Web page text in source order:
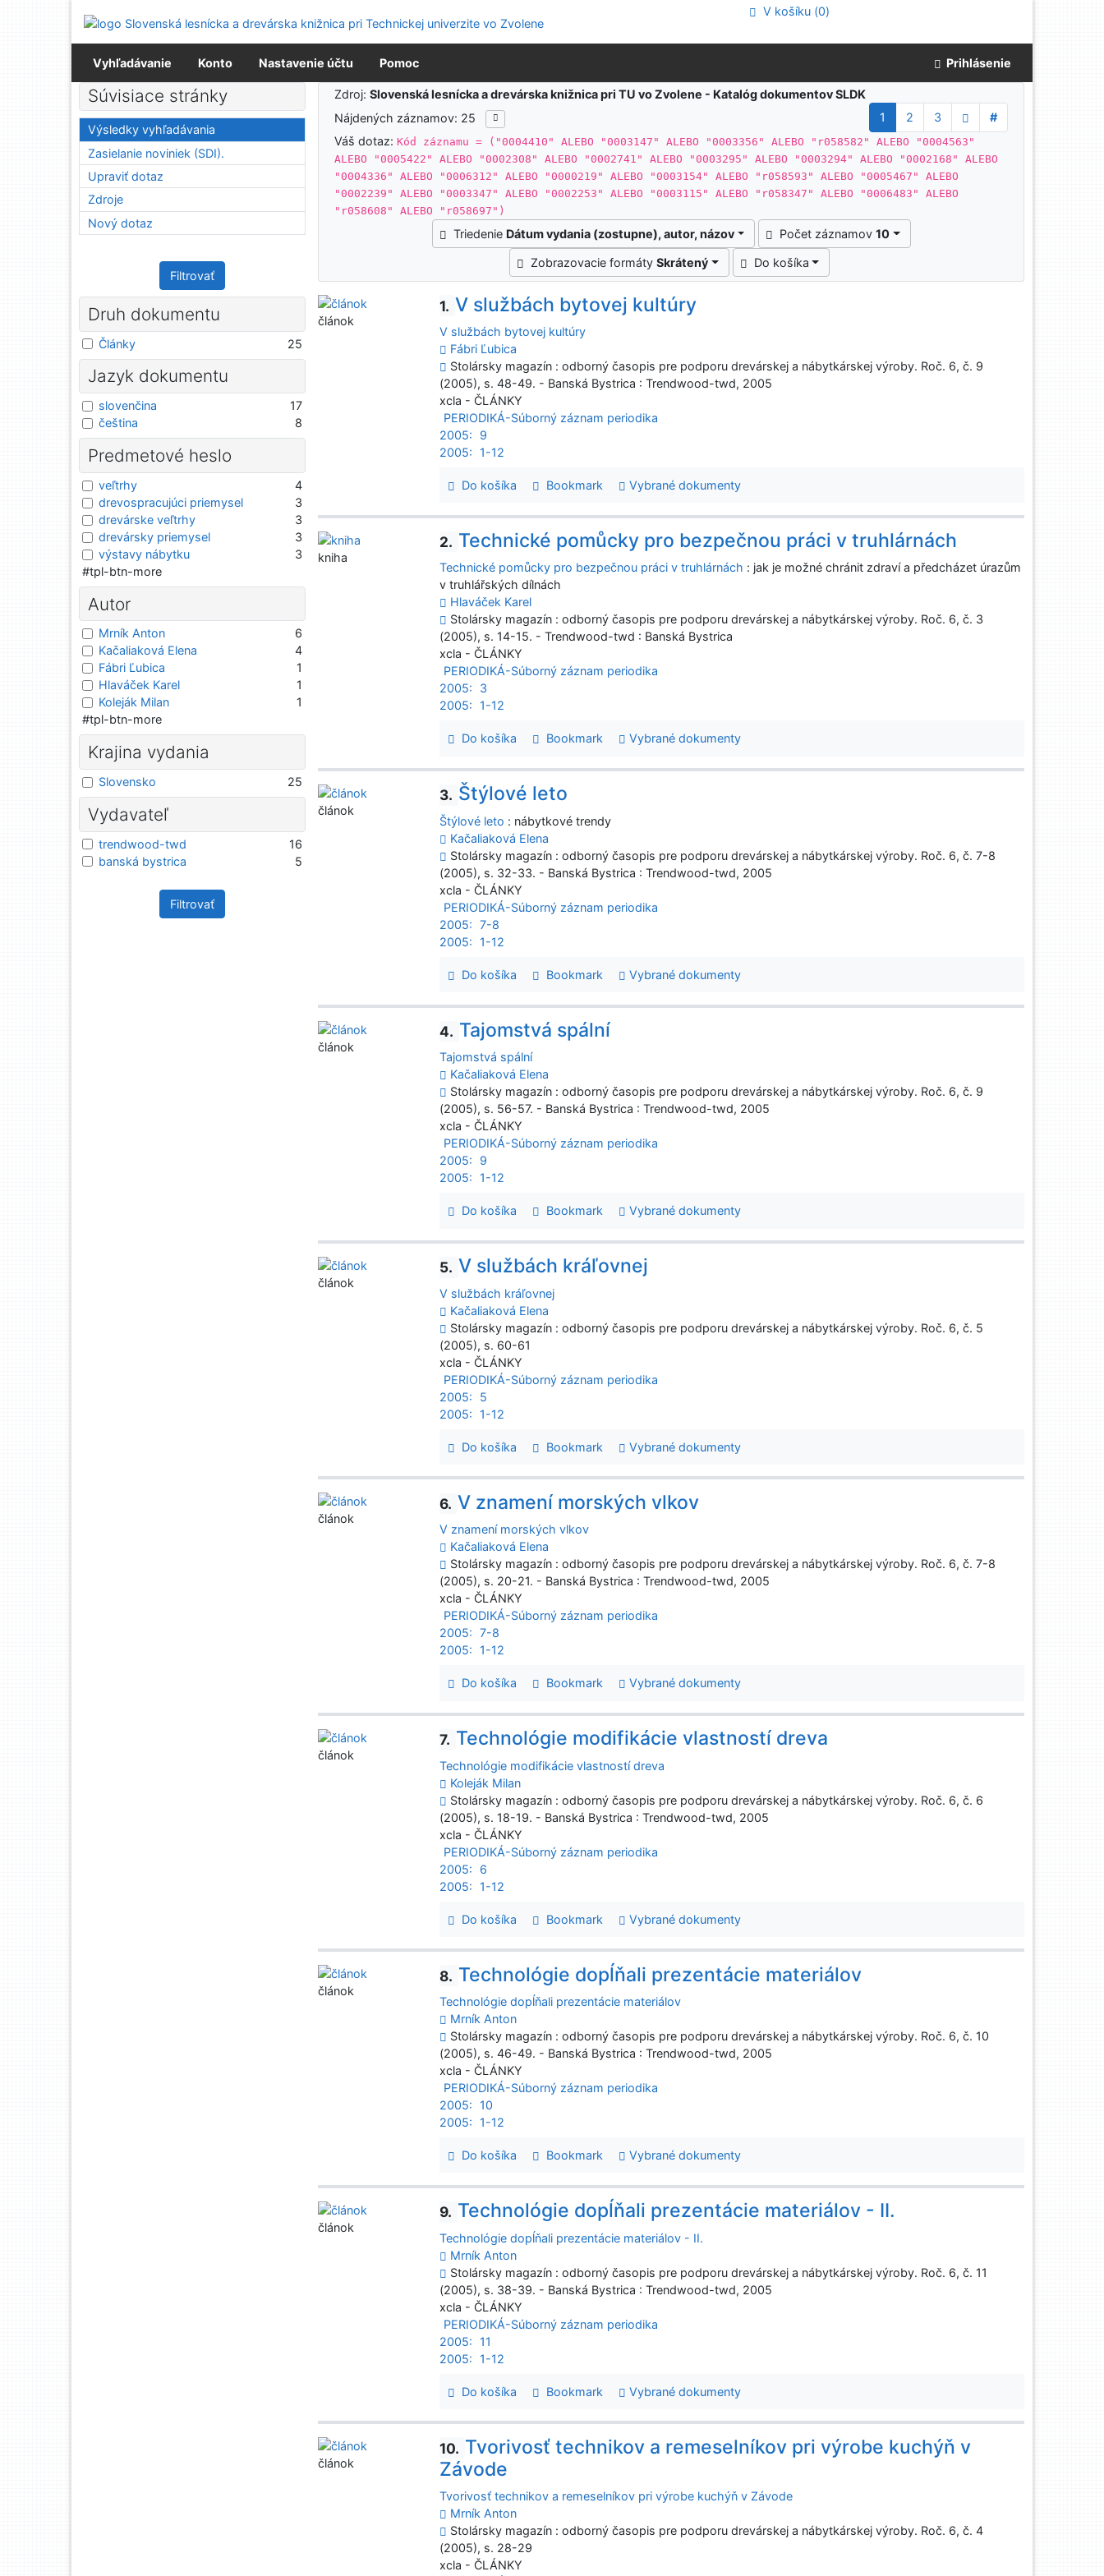
Prejsť na menu
Prehlásenie o webovej prístupnosti
V košíku (0)
Vyhľadávanie Konto Nastavenie účtu Pomoc Prihlásenie
Výsledky vyhľadávania
Zdroj:Slovenská lesnícka a drevárska knižnica pri TU vo Zvolene - Katalóg dokumentov SLDK
Nájdených záznamov: 25
1 2 3
#
Váš dotaz:Kód záznamu = ("0004410" ALEBO "0003147" ALEBO "0003356" ALEBO "r058582" ALEBO "0004563"
ALEBO "0005422" ALEBO "0002308" ALEBO "0002741" ALEBO "0003295" ALEBO "0003294" ALEBO "0002168" ALEBO
"0004336" ALEBO "0006312" ALEBO "0000219" ALEBO "0003154" ALEBO "r058593" ALEBO "0005467" ALEBO
"0002239" ALEBO "0003347" ALEBO "0002253" ALEBO "0003115" ALEBO "r058347" ALEBO "0006483" ALEBO
"r058608" ALEBO "r058697")
Triedenie Dátum vydania (zostupne), autor, názov Počet záznamov10
Zobrazovacie formátySkrátený Do košíka
1. V službách bytovej kultúry
V službách bytovej kultúry
Fábri Ľubica
Stolársky magazín : odborný časopis pre podporu drevárskej a nábytkárskej výroby. Roč. 6, č. 9
(2005), s. 48-49. - Banská Bystrica : Trendwood-twd, 2005
xcla - ČLÁNKY
PERIODIKÁ-Súborný záznam periodika
2005:
9
2005:
1-12
Do košíka Bookmark Vybrané dokumenty
článok
2. Technické pomůcky pro bezpečnou práci v truhlárnách
Technické pomůcky pro bezpečnou práci v truhlárnách : jak je možné chránit zdraví a předcházet úrazům
v truhlářských dílnách
Hlaváček Karel
Stolársky magazín : odborný časopis pre podporu drevárskej a nábytkárskej výroby. Roč. 6, č. 3
(2005), s. 14-15. - Trendwood-twd : Banská Bystrica
xcla - ČLÁNKY
PERIODIKÁ-Súborný záznam periodika
2005:
3
2005:
1-12
Do košíka Bookmark Vybrané dokumenty
kniha
3. Štýlové leto
Štýlové leto : nábytkové trendy
Kačaliaková Elena
Stolársky magazín : odborný časopis pre podporu drevárskej a nábytkárskej výroby. Roč. 6, č. 7-8
(2005), s. 32-33. - Banská Bystrica : Trendwood-twd, 2005
xcla - ČLÁNKY
PERIODIKÁ-Súborný záznam periodika
2005:
7-8
2005:
1-12
Do košíka Bookmark Vybrané dokumenty
článok
4. Tajomstvá spální
Tajomstvá spální
Kačaliaková Elena
Stolársky magazín : odborný časopis pre podporu drevárskej a nábytkárskej výroby. Roč. 6, č. 9
(2005), s. 56-57. - Banská Bystrica : Trendwood-twd, 2005
xcla - ČLÁNKY
PERIODIKÁ-Súborný záznam periodika
2005:
9
2005:
1-12
Do košíka Bookmark Vybrané dokumenty
článok
5. V službách kráľovnej
V službách kráľovnej
Kačaliaková Elena
Stolársky magazín : odborný časopis pre podporu drevárskej a nábytkárskej výroby. Roč. 6, č. 5
(2005), s. 60-61
xcla - ČLÁNKY
PERIODIKÁ-Súborný záznam periodika
2005:
5
2005:
1-12
Do košíka Bookmark Vybrané dokumenty
článok
6. V znamení morských vlkov
V znamení morských vlkov
Kačaliaková Elena
Stolársky magazín : odborný časopis pre podporu drevárskej a nábytkárskej výroby. Roč. 6, č. 7-8
(2005), s. 20-21. - Banská Bystrica : Trendwood-twd, 2005
xcla - ČLÁNKY
PERIODIKÁ-Súborný záznam periodika
2005:
7-8
2005:
1-12
Do košíka Bookmark Vybrané dokumenty
článok
7. Technológie modifikácie vlastností dreva
Technológie modifikácie vlastností dreva
Koleják Milan
Stolársky magazín : odborný časopis pre podporu drevárskej a nábytkárskej výroby. Roč. 6, č. 6
(2005), s. 18-19. - Banská Bystrica : Trendwood-twd, 2005
xcla - ČLÁNKY
PERIODIKÁ-Súborný záznam periodika
2005:
6
2005:
1-12
Do košíka Bookmark Vybrané dokumenty
článok
8. Technológie dopĺňali prezentácie materiálov
Technológie dopĺňali prezentácie materiálov
Mrník Anton
Stolársky magazín : odborný časopis pre podporu drevárskej a nábytkárskej výroby. Roč. 6, č. 10
(2005), s. 46-49. - Banská Bystrica : Trendwood-twd, 2005
xcla - ČLÁNKY
PERIODIKÁ-Súborný záznam periodika
2005:
10
2005:
1-12
Do košíka Bookmark Vybrané dokumenty
článok
9. Technológie dopĺňali prezentácie materiálov - II.
Technológie dopĺňali prezentácie materiálov - II.
Mrník Anton
Stolársky magazín : odborný časopis pre podporu drevárskej a nábytkárskej výroby. Roč. 6, č. 11
(2005), s. 38-39. - Banská Bystrica : Trendwood-twd, 2005
xcla - ČLÁNKY
PERIODIKÁ-Súborný záznam periodika
2005:
11
2005:
1-12
Do košíka Bookmark Vybrané dokumenty
článok
10. Tvorivosť technikov a remeselníkov pri výrobe kuchýň v
Závode
Tvorivosť technikov a remeselníkov pri výrobe kuchýň v Závode
Mrník Anton
Stolársky magazín : odborný časopis pre podporu drevárskej a nábytkárskej výroby. Roč. 6, č. 4
(2005), s. 28-29
xcla - ČLÁNKY
článok
Súvisiace stránky
Výsledky vyhľadávania
Zasielanie noviniek (SDI).
Upraviť dotaz
Zdroje
Nový dotaz
Filtrovať
Druh dokumentu
Články 25
Jazyk dokumentu
slovenčina
17
čeština
8
Predmetové heslo
veľtrhy
4
drevospracujúci priemysel
3
drevárske veľtrhy
3
drevársky priemysel
3
výstavy nábytku
3
#tpl-btn-more
Autor
Mrník Anton
6
Kačaliaková Elena
4
Fábri Ľubica
1
Hlaváček Karel
1
Koleják Milan
1
#tpl-btn-more
Krajina vydania
Slovensko 25
Vydavateľ
trendwood-twd
16
banská bystrica
5
Filtrovať